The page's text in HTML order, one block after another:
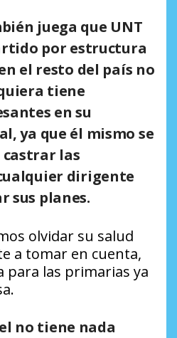
juega que UNT
por estructura
el resto del país no
tiene
en su
ya que él mismo se
castrar las
dirigente
sus planes.
olvidar su salud
a tomar en cuenta,
para las primarias ya
no tiene nada